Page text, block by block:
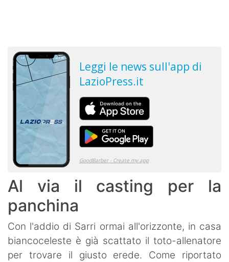
Al via il casting per la
panchina
Con l'addio di Sarri ormai all'orizzonte, in casa
biancoceleste è già scattato il toto-allenatore
per trovare il giusto erede. Come riportato